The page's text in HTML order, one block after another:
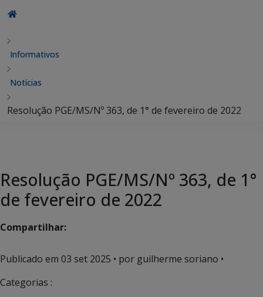
Informativos
Notícias
Resolução PGE/MS/Nº 363, de 1° de fevereiro de 2022
Resolução PGE/MS/Nº 363, de 1°
de fevereiro de 2022
Compartilhar:
Publicado em 03 set 2025 • por guilherme soriano •
Categorias :